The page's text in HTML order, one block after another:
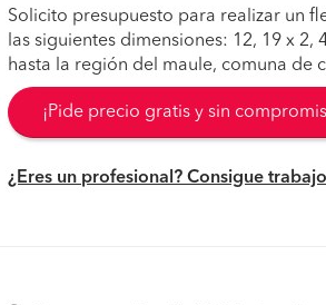
Solicito presupuesto para realizar un
las siguientes dimensiones: 12, 19 x
hasta la región del maule, comuna de
¡Pide precio gratis y sin
¿Eres un profesional? Consigue